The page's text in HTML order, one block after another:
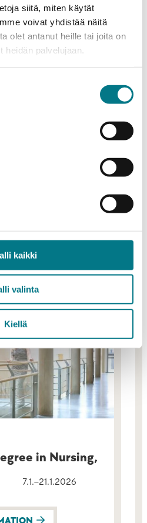
siitä, miten käytät
voivat yhdistää näitä
olet antanut heille tai joita on
heidän palvelujaan.
kaikki
valinta
Kiellä
in Nursing,
7.1.–21.1.2026